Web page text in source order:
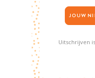
Uitschrijven